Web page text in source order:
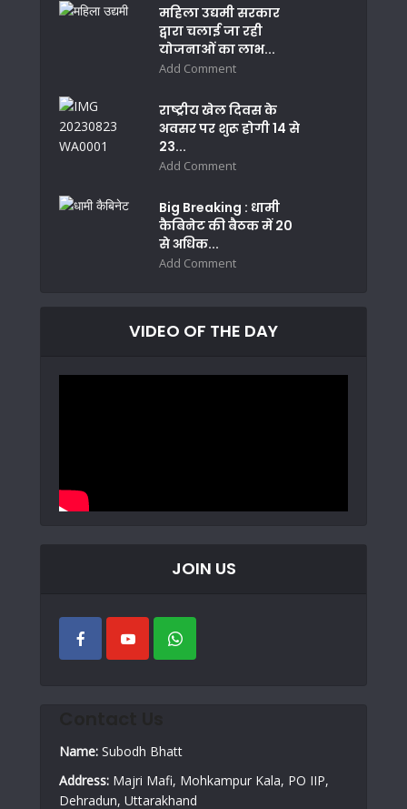
महिला उद्यमी सरकार
द्वारा चलाई जा रही
योजनाओं का लाभ...
Add Comment
राष्ट्रीय खेल दिवस के
अवसर पर शुरू होगी 14 से
23...
Add Comment
Big Breaking : धामी
कैबिनेट की बैठक में 20
से अधिक...
Add Comment
VIDEO OF THE DAY
JOIN US
Name: Subodh Bhatt
Address: Majri Mafi, Mohkampur Kala, PO IIP,
Dehradun, Uttarakhand